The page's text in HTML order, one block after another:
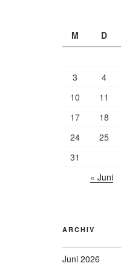
M
D
3
4
10
11
17
18
24
25
31
« Juni
ARCHIV
Juni 2026